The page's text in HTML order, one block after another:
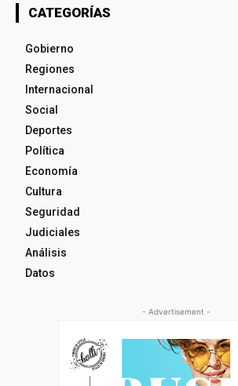
CATEGORÍAS
Gobierno
Regiones
Internacional
Social
Deportes
Política
Economía
Cultura
Seguridad
Judiciales
Análisis
Datos
- Advertisement -